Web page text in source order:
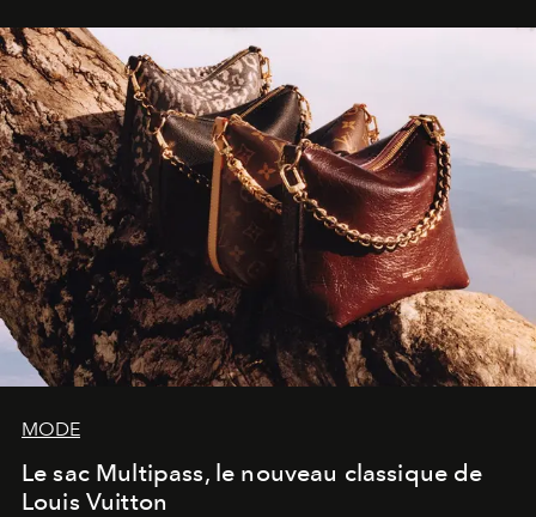
sculpture.
MODE
Le sac Multipass, le nouveau classique de
Louis Vuitton